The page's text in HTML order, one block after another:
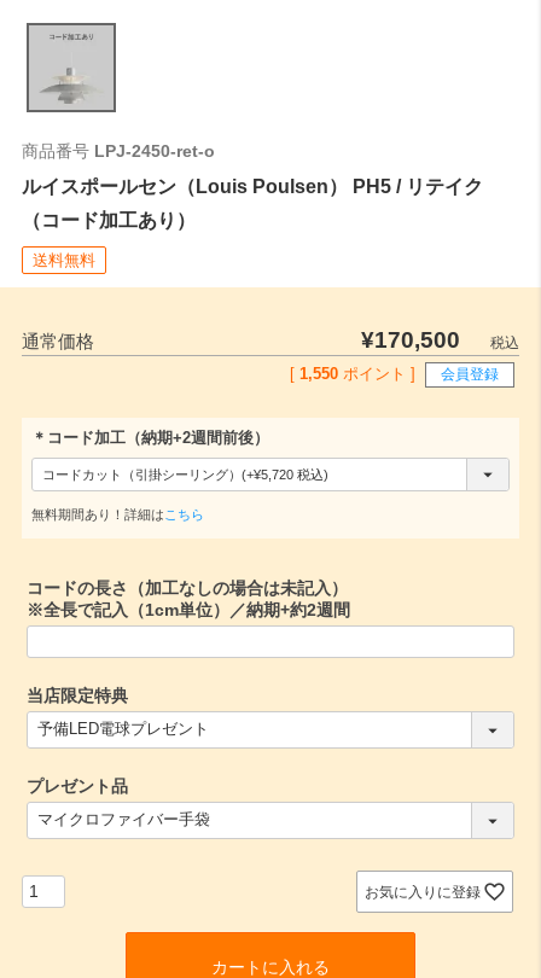
商品番号 LPJ-2450-ret-o
ルイスポールセン（Louis Poulsen） PH5 / リテイク
（コード加工あり）
送料無料
通常価格 ¥170,500
税込
[ 1,550 ポイント ] 会員登録
＊コード加工（納期+2週間前後）
(
須
無料期間あり！詳細は こちら
コードの長さ（加工なしの場合は未記入）
※全長で記入（1cm単位）／納期+約2週間
当店限定特典
(
必
)
プレゼント品
必
お気に入りに登録
カートに入れる